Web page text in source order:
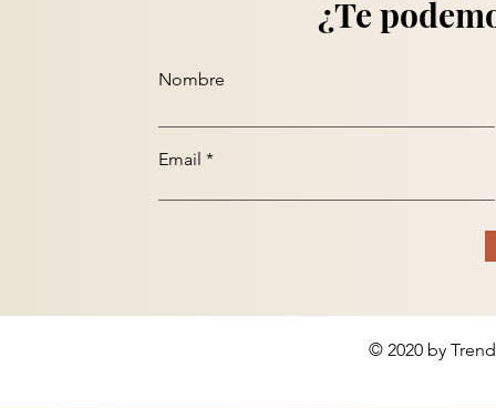
¿Te
Nombre
Email
© 2020 by